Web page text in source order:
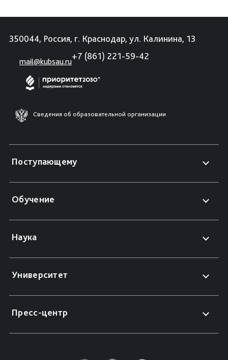
350044, Россия, г. Краснодар, ул. Калинина, 13
mail@kubsau.ru
+7 (861) 221-59-42
Сведения об образовательной организации
Поступающему
Обучение
Наука
Университет
Пресс-центр